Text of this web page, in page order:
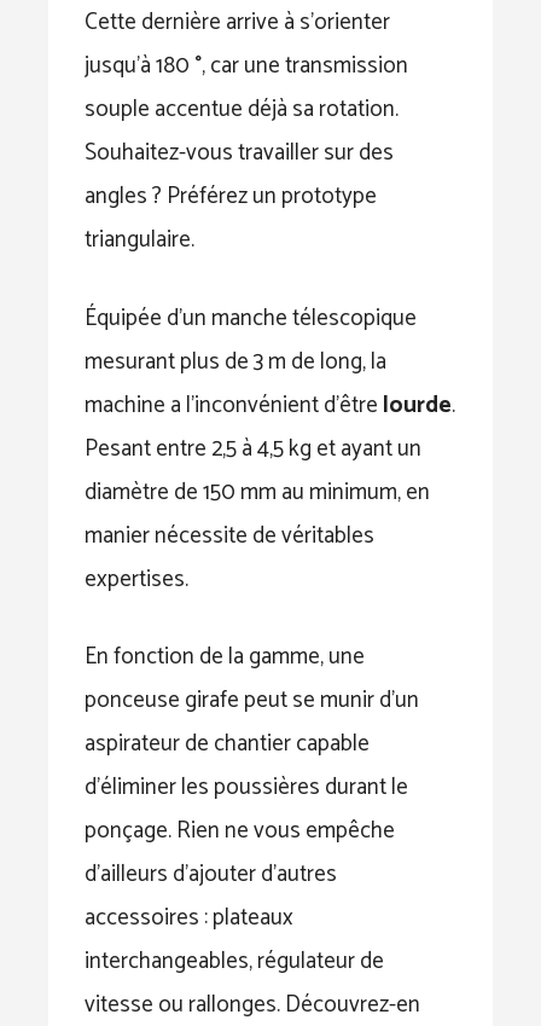
Cette dernière arrive à s’orienter
jusqu’à 180 °, car une transmission
souple accentue déjà sa rotation.
Souhaitez-vous travailler sur des
angles ? Préférez un prototype
triangulaire.
Équipée d’un manche télescopique
mesurant plus de 3 m de long, la
machine a l’inconvénient d’êtrelourde.
Pesant entre 2,5 à 4,5 kg et ayant un
diamètre de 150 mm au minimum, en
manier nécessite de véritables
expertises.
En fonction de la gamme, une
ponceuse girafe peut se munir d’un
aspirateur de chantier capable
d’éliminer les poussières durant le
ponçage. Rien ne vous empêche
d’ailleurs d’ajouter d’autres
accessoires : plateaux
interchangeables, régulateur de
vitesse ou rallonges. Découvrez-en